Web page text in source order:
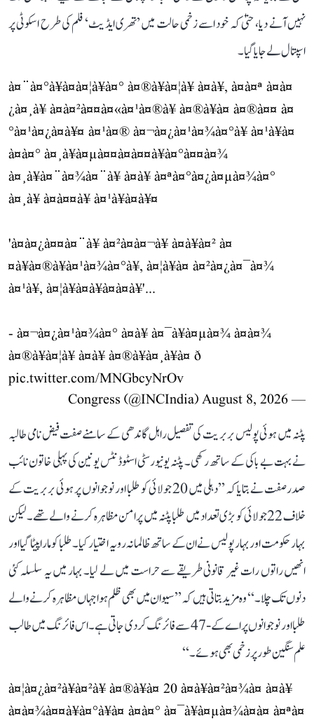
نہیں آنے دیا، حتیٰ کہ خود اسے زخمی حالت میں ’تھری ایڈیٹ‘ فلم کی طرح اسکوٹی پر
اسپتال لے جایا گیا۔
à¤¨à¤°à¥à¤à¤¦à¥à¤° à¤®à¥à¤¦à¥ à¤à¥, à¤à¤ª à¤à¤
¿à¤¸à¥ à¤à¤²à¤¤à¤«à¤¹à¤®à¥ à¤®à¥à¤ à¤®à¤¤ à¤
°à¤¹à¤¿à¤à¥¤ à¤¹à¤® à¤¬à¤¿à¤¹à¤¾à¤°à¥ à¤¹à¥à¤
à¤à¤° à¤¸à¥à¤µà¤¤à¤à¤¤à¥à¤°à¤¤à¤¾
à¤¸à¥à¤¨à¤¾à¤¨à¥ à¤à¥ à¤ªà¤°à¤¿à¤µà¤¾à¤°
à¤¸à¥ à¤à¤¤à¥ à¤¹à¥à¤à¥¤
'à¤à¤¿à¤¤à¤¨à¥ à¤²à¤à¤¬à¥ à¤à¥à¤² à¤
¤à¥à¤®à¥à¤¹à¤¾à¤°à¥, à¤¦à¥à¤ à¤²à¤¿à¤¯à¤¾
à¤¹à¥, à¤¦à¥à¤à¥à¤à¤à¥'...
- à¤¬à¤¿à¤¹à¤¾à¤° à¤à¥ à¤¯à¥à¤µà¤¾ à¤à¤¾
à¤®à¥à¤¦à¥ à¤à¥ à¤®à¥à¤¸à¥à¤ ð
pic.twitter.com/MNGbcyNrOv
— Congress (@INCIndia)
August 8, 2026
پٹنہ میں ہوئی پولیس بربریت کی تفصیل راہل گاندھی کے سامنے صفت فیض نامی طالبہ
نے بہت بے باکی کے ساتھ رکھی۔ پٹنہ یونیورسٹی اسٹوڈنٹس یونین کی پہلی خاتون نائب
صدر صفت نے بتایا کہ ’’دہلی میں 20 جولائی کو طلبا اور نوجوانوں پر ہوئی بربریت کے
خلاف 22 جولائی کو بڑی تعداد میں طلبا پٹنہ میں پرامن مظاہرہ کرنے والے تھے۔ لیکن
بہار حکومت اور بہار پولیس نے ان کے ساتھ ظالمانہ رویہ اختیار کیا۔ طلبا کو مارا پیٹا گیا اور
انھیں راتوں رات غیر قانونی طریقے سے حراست میں لے لیا۔ بہار میں یہ سلسلہ کئی
دنوں تک چلا۔‘‘ وہ مزید بتاتی ہیں کہ ’’سیوان میں بھی ظلم ہوا جہاں مظاہرہ کرنے والے
طلبا اور نوجوانوں پر اے کے-47 سے فائرنگ کر دی جاتی ہے۔ اس فائرنگ میں طالب
علم سنگین طور پر زخمی بھی ہوئے۔‘‘
à¤¦à¤¿à¤²à¥à¤²à¥ à¤®à¥à¤ 20 à¤à¥à¤²à¤¾à¤ à¤à¥
à¤à¤¾à¤¤à¥à¤°à¥à¤ à¤à¤° à¤¯à¥à¤µà¤¾à¤à¤ à¤ªà¤